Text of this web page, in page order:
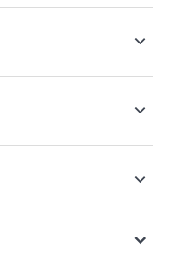
(CHF), TVA incluse et